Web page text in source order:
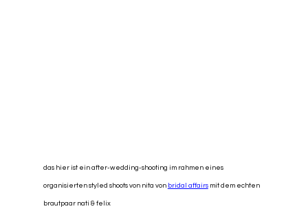
das hier ist ein after-wedding-shooting im rahmen eines
organisierten styled shoots von nita von bridal affairs mit dem echten
brautpaar nati & felix